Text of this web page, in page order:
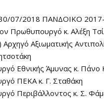
07/2018 ΠΑΝΔΟΙΚΟ
Πρωθυπουργό κ. Αλέξη
Αρχηγό Αξιωματικής
Εθνικής Άμυνας κ. Πάνο
ΠΕΚΑ κ. Γ. Σταθάκη
Περιβάλλοντος κ. Σ.